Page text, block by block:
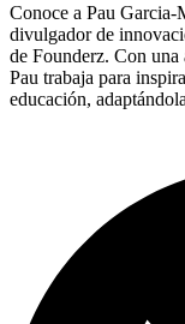
Conoce a Pau Garcia-
divulgador de
de Founderz. Con
Pau trabaja para
educación,